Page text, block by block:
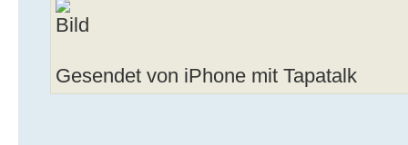
Gesendet von iPhone mit Tapatalk